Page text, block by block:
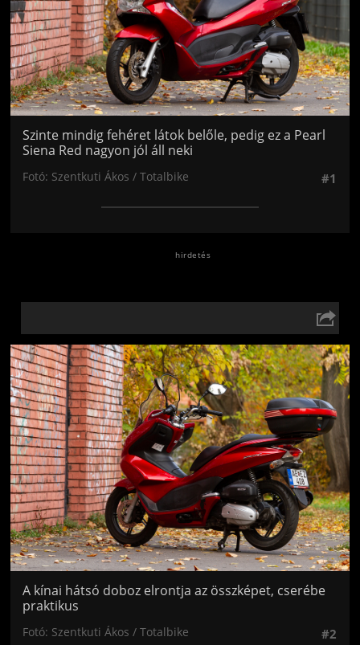
Szinte mindig fehéret látok belőle, pedig ez a Pearl
Siena Red nagyon jól áll neki
Fotó: Szentkuti Ákos / Totalbike #1
Jön még kép!
A kínai hátsó doboz elrontja az összképet, cserébe
praktikus
Fotó: Szentkuti Ákos / Totalbike #2